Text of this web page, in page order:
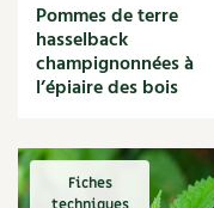
Nichoir
Noisette
Noix
Nourriture
Nuisibles
Numérique
Pommes de terre
hasselback
champignonnées à
l’épiaire des bois
Fiches